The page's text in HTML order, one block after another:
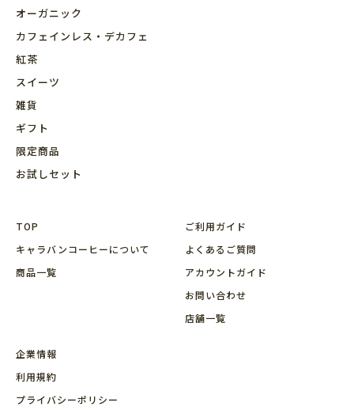
オーガニック
カフェインレス・デカフェ
紅茶
スイーツ
雑貨
ギフト
限定商品
お試しセット
TOP
キャラバンコーヒーについて
商品⼀覧
ご利用ガイド
よくあるご質問
アカウントガイド
お問い合わせ
店舗⼀覧
企業情報
利用規約
プライバシーポリシー